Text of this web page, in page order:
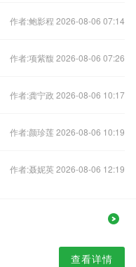
作者:鲍影程 2026-08-06 07:14
作者:项紫馥 2026-08-06 07:26
作者:龚宁政 2026-08-06 10:17
作者:颜珍莲 2026-08-06 10:19
作者:聂妮英 2026-08-06 12:19
查看详情